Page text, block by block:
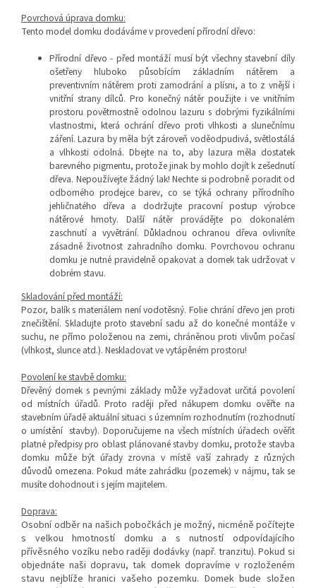
Povrchová úprava domku:
Tento model domku dodáváme v provedení přírodní dřevo:
Přírodní dřevo - před montáží musí být všechny stavební díly
ošetřeny hluboko působícím základním nátěrem a
preventivním nátěrem proti zamodrání a plísni, a to z vnější i
vnitřní strany dílců. Pro konečný nátěr použijte i ve vnitřním
prostoru povětrnostně odolnou lazuru s dobrými fyzikálními
vlastnostmi, která ochrání dřevo proti vlhkosti a slunečnímu
záření. Lazura by měla být zároveň voděodpudivá, světlostálá
a vlhkosti odolná. Dbejte na to, aby lazura měla dostatek
barevného pigmentu, protože jinak by mohlo dojít k zešednutí
dřeva. Nepoužívejte žádný lak! Nechte si podrobně poradit od
odborného prodejce barev, co se týká ochrany přírodního
jehličnatého dřeva a dodržujte pracovní postup výrobce
nátěrové hmoty. Další nátěr provádějte po dokonalém
zaschnutí a vyvětrání. Důkladnou ochranou dřeva ovlivníte
zásadně životnost zahradního domku. Povrchovou ochranu
domku je nutné pravidelně opakovat a domek tak udržovat v
dobrém stavu.
Skladování před montáží:
Pozor, balík s materiálem není vodotěsný. Folie chrání dřevo jen proti
znečištění. Skladujte proto stavební sadu až do konečné montáže v
suchu, ne přímo položenou na zemi, chráněnou proti vlivům počasí
(vlhkost, slunce atd.). Neskladovat ve vytápěném prostoru!
Povolení ke stavbě domku:
Dřevěný domek s pevnými základy může vyžadovat určitá povolení
od místních úřadů. Proto raději před nákupem domku ověřte na
stavebním úřadě aktuální situaci s územním rozhodnutím (rozhodnutí
o umístění stavby). Doporučujeme na všech místních úřadech ověřit
platné předpisy pro oblast plánované stavby domku, protože stavba
domku může být úřady zrovna v místě vaší zahrady z různých
důvodů omezena. Pokud máte zahrádku (pozemek) v nájmu, tak se
musíte dohodnout i s jejím majitelem.
Doprava:
Osobní odběr na našich pobočkách je možný, nicméně počítejte
s velkou hmotností domku a s nutností odpovídajícího
přívěsného vozíku nebo raději dodávky (např. tranzitu). Pokud si
objednáte naši dopravu, tak domek dopravíme v rozloženém
stavu nejblíže hranici vašeho pozemku. Domek bude složen